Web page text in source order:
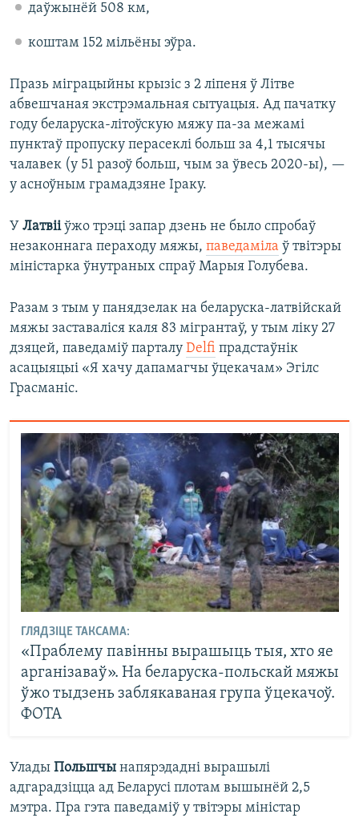
даўжынёй 508 км,
коштам 152 мільёны эўра.
Празь міграцыйны крызіс з 2 ліпеня ў Літве
абвешчаная экстрэмальная сытуацыя. Ад пачатку
году беларуска-літоўскую мяжу па-за межамі
пунктаў пропуску перасеклі больш за 4,1 тысячы
чалавек (у 51 разоў больш, чым за ўвесь 2020-ы), —
у асноўным грамадзяне Іраку.
У Латвііўжо трэці запар дзень не было спробаў
незаконнага пераходу мяжы, паведаміла ў твітэры
міністарка ўнутраных спраў Марыя Голубева.
Разам з тым у панядзелак на беларуска-латвійскай
мяжы заставаліся каля 83 мігрантаў, у тым ліку 27
дзяцей, паведаміў парталу Delfi прадстаўнік
асацыяцыі «Я хачу дапамагчы ўцекачам» Эгілс
Грасманіс.
ГЛЯДЗІЦЕ ТАКСАМА:
«Праблему павінны вырашыць тыя, хто яе
арганізаваў». На беларуска-польскай мяжы
ўжо тыдзень заблякаваная група ўцекачоў.
ФОТА
Улады Польшчы напярэдадні вырашылі
адгарадзіцца ад Беларусі плотам вышынёй 2,5
мэтра. Пра гэта паведаміў у твітэры міністар